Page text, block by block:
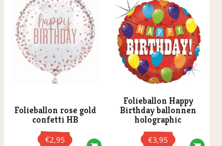
Folieballon rose gold
confetti HB
€2,95
Folieballon Happy
Birthday ballonnen
holographic
€3,95